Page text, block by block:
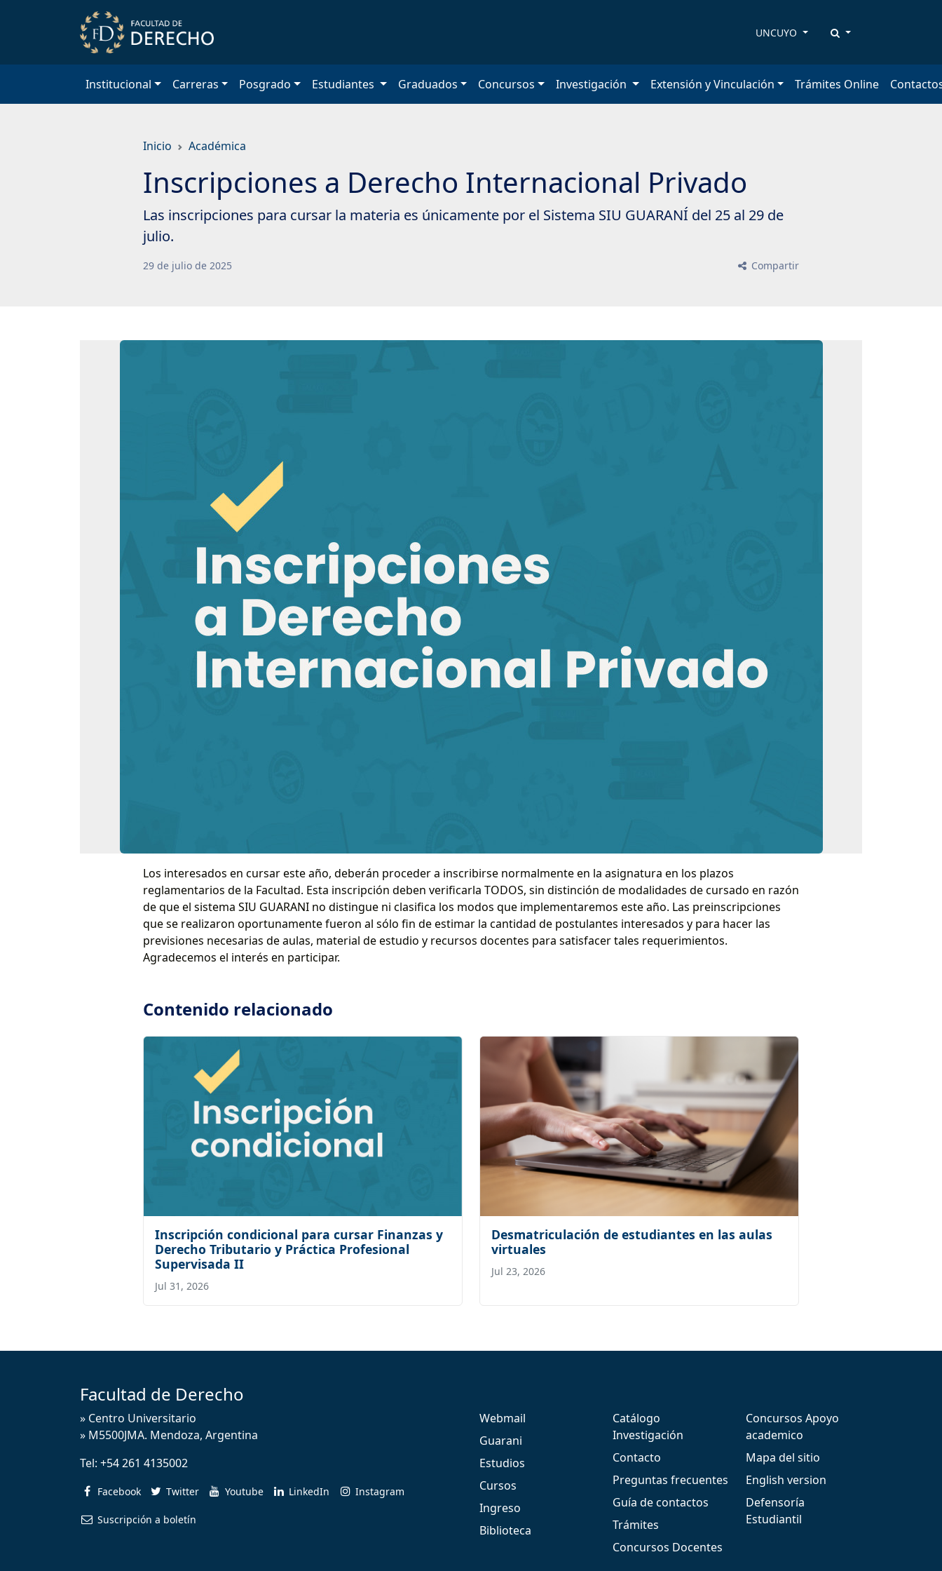
UNCUYO
Institucional Carreras Posgrado Estudiantes Graduados Concursos Investigación Extensión y Vinculación Trámites Online
Inicio Académica
Inscripciones a Derecho Internacional Privado
Las inscripciones para cursar la materia es únicamente por el Sistema SIU GUARANÍ del 25 al 29 de
julio.
29 de julio de 2025 Compartir
Los interesados en cursar este año, deberán proceder a inscribirse normalmente en la asignatura en los plazos
reglamentarios de la Facultad. Esta inscripción deben verificarla TODOS, sin distinción de modalidades de cursado en razón
de que el sistema SIU GUARANI no distingue ni clasifica los modos que implementaremos este año. Las preinscripciones
que se realizaron oportunamente fueron al sólo fin de estimar la cantidad de postulantes interesados y para hacer las
previsiones necesarias de aulas, material de estudio y recursos docentes para satisfacer tales requerimientos.
Agradecemos el interés en participar.
Contenido relacionado
Inscripción condicional para cursar Finanzas y
Derecho Tributario y Práctica Profesional
Supervisada II
Jul 31, 2026
Desmatriculación de estudiantes en las aulas
virtuales
Jul 23, 2026
Facultad de Derecho
» Centro Universitario
» M5500JMA. Mendoza, Argentina
Tel: +54 261 4135002
Facebook Twitter Youtube LinkedIn Instagram
Suscripción a boletín
Webmail
Guarani
Estudios
Cursos
Ingreso
Biblioteca
Catálogo
Investigación
Contacto
Preguntas frecuentes
Guía de contactos
Trámites
Concursos Docentes
Concursos Apoyo
academico
Mapa del sitio
English version
Defensoría
Estudiantil